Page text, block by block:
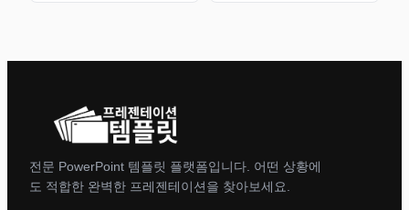
전문 PowerPoint 템플릿 플랫폼입니다. 어떤 상황에
도 적합한 완벽한 프레젠테이션을 찾아보세요.